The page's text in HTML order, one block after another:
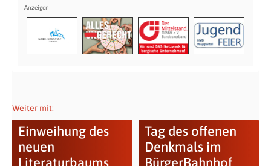
Weiter mit:
Einweihung des
neuen
Literaturbaums
Tag des offenen
Denkmals im
BürgerBahnhof